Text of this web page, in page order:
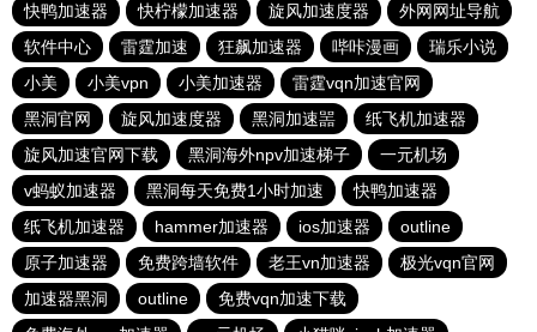
快鸭加速器
快柠檬加速器 旋风加速度器
外网网址导航
软件中心
雷霆加速 狂飙加速器 哔咔漫画
瑞乐小说
小美
小美vpn 小美加速器
雷霆vqn加速官网
黑洞官网
旋风加速度器 黑洞加速噐
纸飞机加速器
旋风加速官网下载
黑洞海外npv加速梯子
一元机场
v蚂蚁加速器
黑洞每天免费1小时加速
快鸭加速器
纸飞机加速器
hammer加速器 ios加速器
outline
原子加速器
免费跨墙软件 老王vn加速器
极光vqn官网
加速器黑洞
outline
免费vqn加速下载